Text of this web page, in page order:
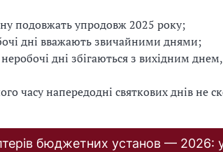
подовжать упродовж 2025 року;
дні вважають звичайними днями;
дні збігаються з вихідним
часу напередодні святкових днів не
бюджетних установ — 2026: